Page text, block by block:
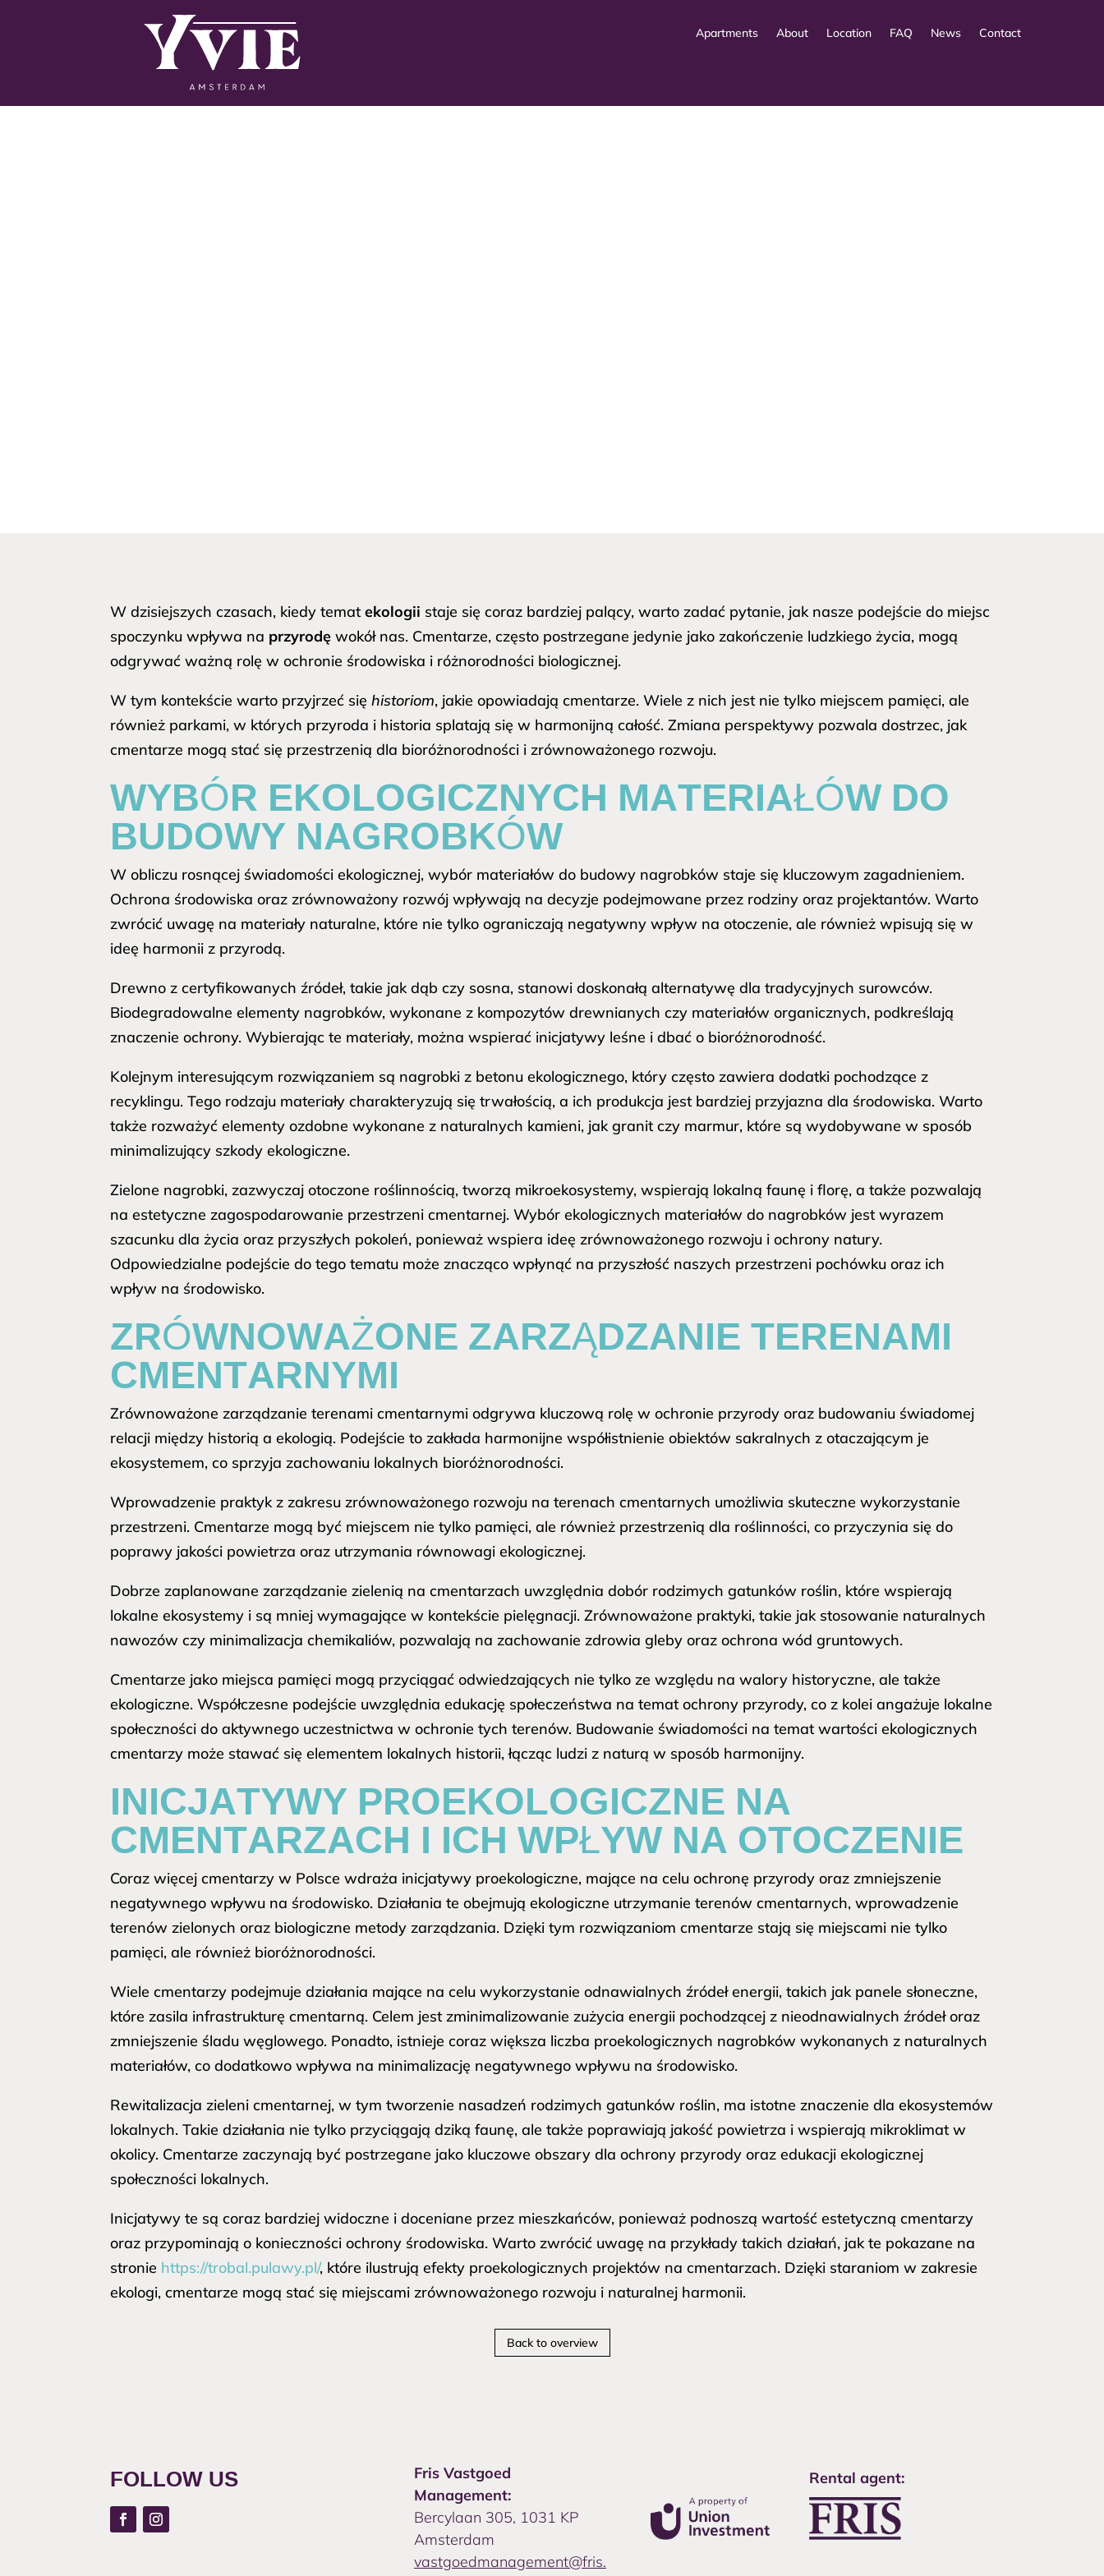
Apartments About Location FAQ News Contact
W dzisiejszych czasach, kiedy tematekologii staje się coraz bardziej palący, warto zadać pytanie, jak nasze podejście do miejsc
spoczynku wpływa na przyrodę wokół nas. Cmentarze, często postrzegane jedynie jako zakończenie ludzkiego życia, mogą
odgrywać ważną rolę w ochronie środowiska i różnorodności biologicznej.
W tym kontekście warto przyjrzeć sięhistoriom, jakie opowiadają cmentarze. Wiele z nich jest nie tylko miejscem pamięci, ale
również parkami, w których przyroda i historia splatają się w harmonijną całość. Zmiana perspektywy pozwala dostrzec, jak
cmentarze mogą stać się przestrzenią dla bioróżnorodności i zrównoważonego rozwoju.
WYBÓR EKOLOGICZNYCH MATERIAŁÓW DO
BUDOWY NAGROBKÓW
W obliczu rosnącej świadomości ekologicznej, wybór materiałów do budowy nagrobków staje się kluczowym zagadnieniem.
Ochrona środowiska oraz zrównoważony rozwój wpływają na decyzje podejmowane przez rodziny oraz projektantów. Warto
zwrócić uwagę na materiały naturalne, które nie tylko ograniczają negatywny wpływ na otoczenie, ale również wpisują się w
ideę harmonii z przyrodą.
Drewno z certyfikowanych źródeł, takie jak dąb czy sosna, stanowi doskonałą alternatywę dla tradycyjnych surowców.
Biodegradowalne elementy nagrobków, wykonane z kompozytów drewnianych czy materiałów organicznych, podkreślają
znaczenie ochrony. Wybierając te materiały, można wspierać inicjatywy leśne i dbać o bioróżnorodność.
Kolejnym interesującym rozwiązaniem są nagrobki z betonu ekologicznego, który często zawiera dodatki pochodzące z
recyklingu. Tego rodzaju materiały charakteryzują się trwałością, a ich produkcja jest bardziej przyjazna dla środowiska. Warto
także rozważyć elementy ozdobne wykonane z naturalnych kamieni, jak granit czy marmur, które są wydobywane w sposób
minimalizujący szkody ekologiczne.
Zielone nagrobki, zazwyczaj otoczone roślinnością, tworzą mikroekosystemy, wspierają lokalną faunę i florę, a także pozwalają
na estetyczne zagospodarowanie przestrzeni cmentarnej. Wybór ekologicznych materiałów do nagrobków jest wyrazem
szacunku dla życia oraz przyszłych pokoleń, ponieważ wspiera ideę zrównoważonego rozwoju i ochrony natury.
Odpowiedzialne podejście do tego tematu może znacząco wpłynąć na przyszłość naszych przestrzeni pochówku oraz ich
wpływ na środowisko.
ZRÓWNOWAŻONE ZARZĄDZANIE TERENAMI
CMENTARNYMI
Zrównoważone zarządzanie terenami cmentarnymi odgrywa kluczową rolę w ochronie przyrody oraz budowaniu świadomej
relacji między historią a ekologią. Podejście to zakłada harmonijne współistnienie obiektów sakralnych z otaczającym je
ekosystemem, co sprzyja zachowaniu lokalnych bioróżnorodności.
Wprowadzenie praktyk z zakresu zrównoważonego rozwoju na terenach cmentarnych umożliwia skuteczne wykorzystanie
przestrzeni. Cmentarze mogą być miejscem nie tylko pamięci, ale również przestrzenią dla roślinności, co przyczynia się do
poprawy jakości powietrza oraz utrzymania równowagi ekologicznej.
Dobrze zaplanowane zarządzanie zielenią na cmentarzach uwzględnia dobór rodzimych gatunków roślin, które wspierają
lokalne ekosystemy i są mniej wymagające w kontekście pielęgnacji. Zrównoważone praktyki, takie jak stosowanie naturalnych
nawozów czy minimalizacja chemikaliów, pozwalają na zachowanie zdrowia gleby oraz ochrona wód gruntowych.
Cmentarze jako miejsca pamięci mogą przyciągać odwiedzających nie tylko ze względu na walory historyczne, ale także
ekologiczne. Współczesne podejście uwzględnia edukację społeczeństwa na temat ochrony przyrody, co z kolei angażuje lokalne
społeczności do aktywnego uczestnictwa w ochronie tych terenów. Budowanie świadomości na temat wartości ekologicznych
cmentarzy może stawać się elementem lokalnych historii, łącząc ludzi z naturą w sposób harmonijny.
INICJATYWY PROEKOLOGICZNE NA
CMENTARZACH I ICH WPŁYW NA OTOCZENIE
Coraz więcej cmentarzy w Polsce wdraża inicjatywy proekologiczne, mające na celu ochronę przyrody oraz zmniejszenie
negatywnego wpływu na środowisko. Działania te obejmują ekologiczne utrzymanie terenów cmentarnych, wprowadzenie
terenów zielonych oraz biologiczne metody zarządzania. Dzięki tym rozwiązaniom cmentarze stają się miejscami nie tylko
pamięci, ale również bioróżnorodności.
Wiele cmentarzy podejmuje działania mające na celu wykorzystanie odnawialnych źródeł energii, takich jak panele słoneczne,
które zasila infrastrukturę cmentarną. Celem jest zminimalizowanie zużycia energii pochodzącej z nieodnawialnych źródeł oraz
zmniejszenie śladu węglowego. Ponadto, istnieje coraz większa liczba proekologicznych nagrobków wykonanych z naturalnych
materiałów, co dodatkowo wpływa na minimalizację negatywnego wpływu na środowisko.
Rewitalizacja zieleni cmentarnej, w tym tworzenie nasadzeń rodzimych gatunków roślin, ma istotne znaczenie dla ekosystemów
lokalnych. Takie działania nie tylko przyciągają dziką faunę, ale także poprawiają jakość powietrza i wspierają mikroklimat w
okolicy. Cmentarze zaczynają być postrzegane jako kluczowe obszary dla ochrony przyrody oraz edukacji ekologicznej
społeczności lokalnych.
Inicjatywy te są coraz bardziej widoczne i doceniane przez mieszkańców, ponieważ podnoszą wartość estetyczną cmentarzy
oraz przypominają o konieczności ochrony środowiska. Warto zwrócić uwagę na przykłady takich działań, jak te pokazane na
stronie https://trobal.pulawy.pl/, które ilustrują efekty proekologicznych projektów na cmentarzach. Dzięki staraniom w zakresie
ekologi, cmentarze mogą stać się miejscami zrównoważonego rozwoju i naturalnej harmonii.
Back to overview
Rental agent:
FOLLOW US
Fris Vastgoed
Management:
Bercylaan 305, 1031 KP
Amsterdam
vastgoedmanagement@fris.